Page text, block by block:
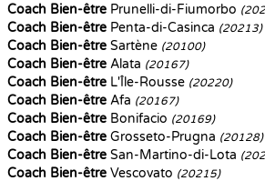
Coach Bien-être Prunelli-di-Fiumorbo
Coach Bien-être Penta-di-Casinca (20213)
Coach Bien-être Sartène (20100)
Coach Bien-être Alata (20167)
Coach Bien-être L'Île-Rousse (20220)
Coach Bien-être Afa (20167)
Coach Bien-être Bonifacio (20169)
Coach Bien-être Grosseto-Prugna (20128)
Coach Bien-être San-Martino-di-Lota
Coach Bien-être Vescovato (20215)